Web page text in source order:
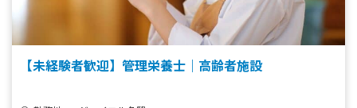
【未経験者歓迎】管理栄養士｜高齢者施設